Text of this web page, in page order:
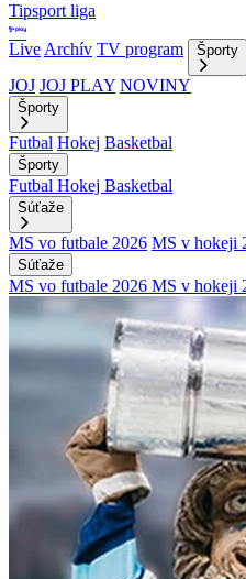
Tipsport liga
Live Archív TV program Športy
JOJ JOJ PLAY NOVINY
Športy
Futbal Hokej Basketbal
Športy
Futbal Hokej Basketbal
Súťaže
MS vo futbale 2026 MS v hokeji
Súťaže
MS vo futbale 2026 MS v hokeji